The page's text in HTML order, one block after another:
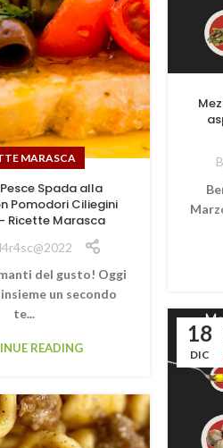
MARASCA
Spada alla
Pomodori Ciliegini
Ricette Marasca
del gusto! Oggi
un secondo
te...
READING
18
DIC